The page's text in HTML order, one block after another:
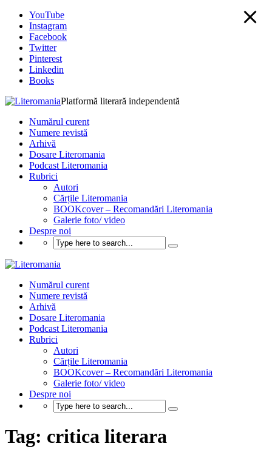
YouTube
Instagram
Facebook
Twitter
Pinterest
Linkedin
Books
Platformă literară independentă
Numărul curent
Numere revistă
Arhivă
Dosare Literomania
Podcast Literomania
Rubrici
Autori
Cărțile Literomania
BOOKcover – Recomandări Literomania
Galerie foto/ video
Despre noi
Numărul curent
Numere revistă
Arhivă
Dosare Literomania
Podcast Literomania
Rubrici
Autori
Cărțile Literomania
BOOKcover – Recomandări Literomania
Galerie foto/ video
Despre noi
Tag: critica literara